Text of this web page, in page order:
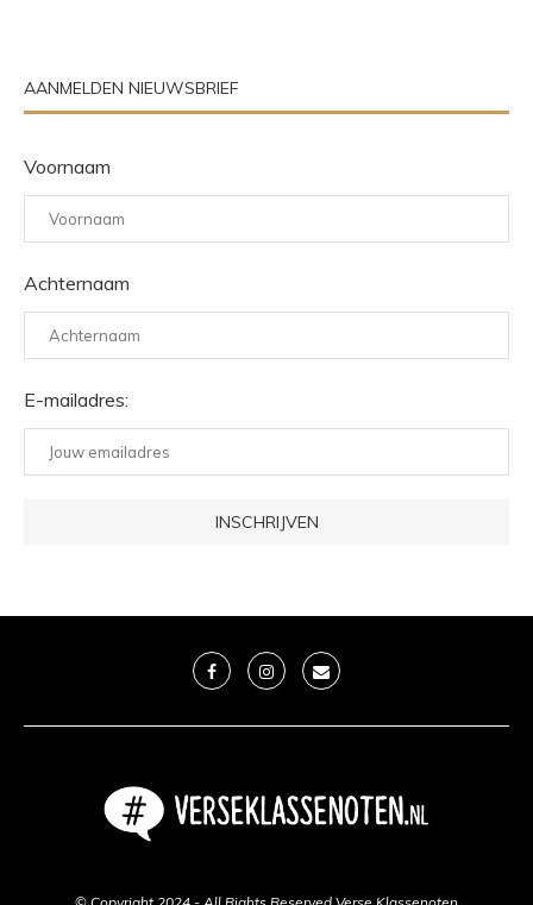
AANMELDEN NIEUWSBRIEF
Voornaam
Achternaam
E-mailadres: